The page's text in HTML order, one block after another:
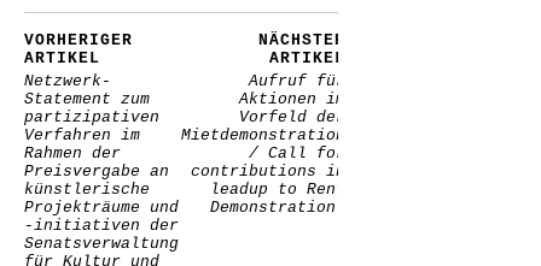
VORHERIGER
ARTIKEL
Netzwerk-
Statement zum
partizipativen
Verfahren im
Rahmen der
Preisvergabe an
künstlerische
Projekträume und
-initiativen der
Senatsverwaltung
für Kultur und
NÄCHSTER
ARTIKEL
Aufruf für
Aktionen im
Vorfeld der
Mietdemonstration
/ Call for
contributions in
leadup to Rent
Demonstration!